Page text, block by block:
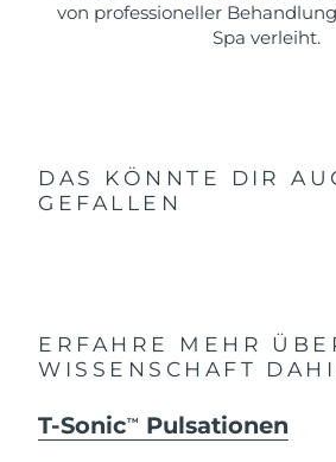
von professioneller
Spa verleiht.
DAS KÖNNTE DIR
GEFALLEN
ERFAHRE MEHR
WISSENSCHAFT
T-SonicTM Pulsationen